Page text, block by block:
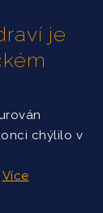
je
chýlilo v
Více